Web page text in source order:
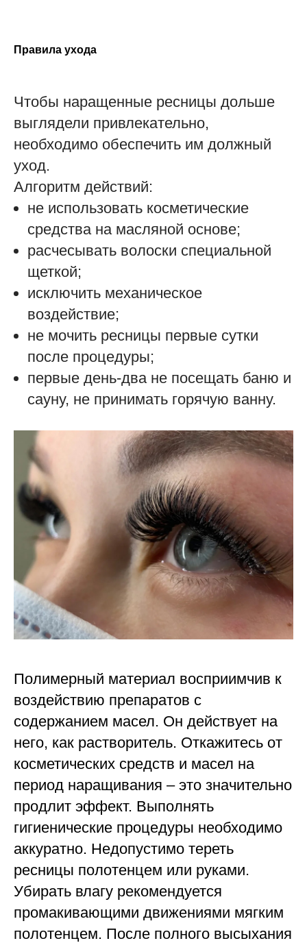
Правила ухода
Чтобы наращенные ресницы дольше
выглядели привлекательно,
необходимо обеспечить им должный
уход.
Алгоритм действий:
не использовать косметические
средства на масляной основе;
расчесывать волоски специальной
щеткой;
исключить механическое
воздействие;
не мочить ресницы первые сутки
после процедуры;
первые день-два не посещать баню и
сауну, не принимать горячую ванну.
Полимерный материал восприимчив к
воздействию препаратов с
содержанием масел. Он действует на
него, как растворитель. Откажитесь от
косметических средств и масел на
период наращивания – это значительно
продлит эффект. Выполнять
гигиенические процедуры необходимо
аккуратно. Недопустимо тереть
ресницы полотенцем или руками.
Убирать влагу рекомендуется
промакивающими движениями мягким
полотенцем. После полного высыхания